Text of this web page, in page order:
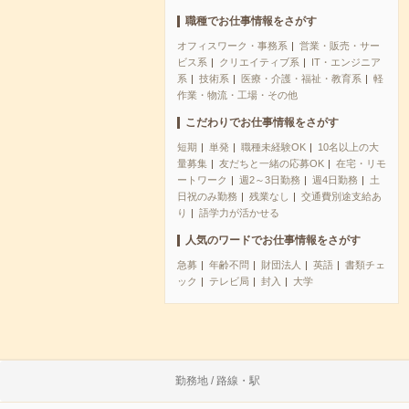
職種でお仕事情報をさがす
オフィスワーク・事務系
営業・販売・サー
ビス系
クリエイティブ系
IT・エンジニア
系
技術系 医療・介護・福祉・教育系
軽
作業・物流・工場・その他
こだわりでお仕事情報をさがす
短期 単発 職種未経験OK
10名以上の大
量募集
友だちと一緒の応募OK
在宅・リモ
ートワーク
週2～3日勤務 週4日勤務
土
日祝のみ勤務
残業なし
交通費別途支給あ
り
語学力が活かせる
人気のワードでお仕事情報をさがす
急募 年齢不問 財団法人 英語
書類チェ
ック
テレビ局 封入 大学
勤務地 / 路線・駅